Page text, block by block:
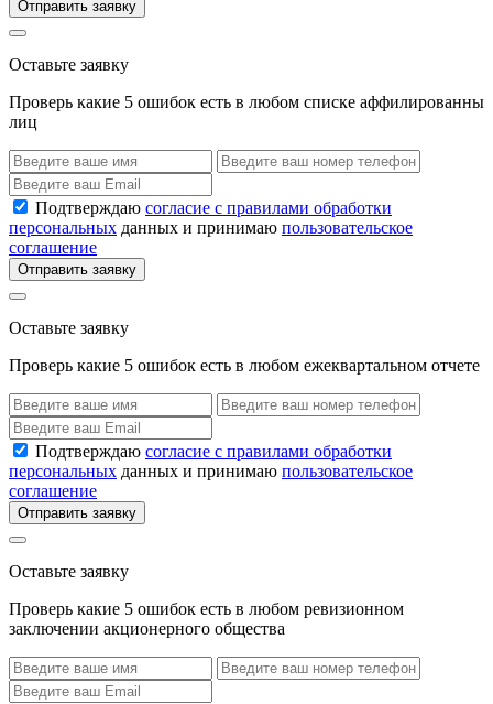
Отправить заявку
Оставьте заявку
Проверь какие 5 ошибок есть в любом списке аффилированны
лиц
Подтверждаю согласие с правилами обработки
персональных данных и принимаю пользовательское
соглашение
Отправить заявку
Оставьте заявку
Проверь какие 5 ошибок есть в любом ежеквартальном отчете
Подтверждаю согласие с правилами обработки
персональных данных и принимаю пользовательское
соглашение
Отправить заявку
Оставьте заявку
Проверь какие 5 ошибок есть в любом ревизионном
заключении акционерного общества